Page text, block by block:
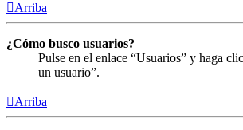
Arriba
¿Cómo busco usuarios?
Pulse en el enlace “Usuarios” y haga
un usuario”.
Arriba